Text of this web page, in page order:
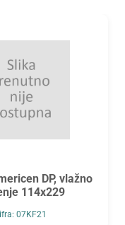
DP, vlažno
114x229
07KF21